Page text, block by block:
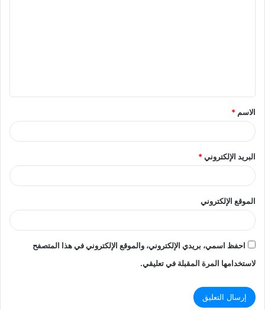
ق
*
الاسم *
البريد الإلكتروني*
الموقع الإلكتروني
احفظ اسمي، بريدي الإلكتروني، والموقع الإلكتروني في هذا المتصفح
لاستخدامها المرة المقبلة في تعليقي.